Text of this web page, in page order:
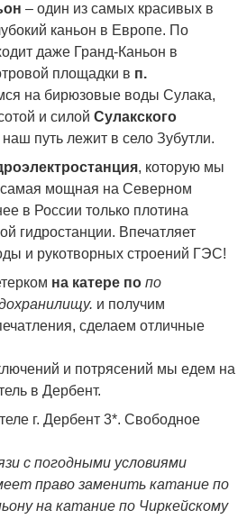
– один из самых красивых в
каньон в Европе. По
даже Гранд-Каньон в
площадки в п.
на бирюзовые воды Сулака,
и силой Сулакского
путь лежит в село Зубутли.
, которую мы
самая мощная на Северном
в России только плотина
гидростанции. Впечатляет
и рукотворных строений ГЭС!
на катере по по
и получим
сделаем отличные
и потрясений мы едем на
в Дербент.
г. Дербент 3*. Свободное
с погодными условиями
право заменить катание по
на катание по Чиркейскому